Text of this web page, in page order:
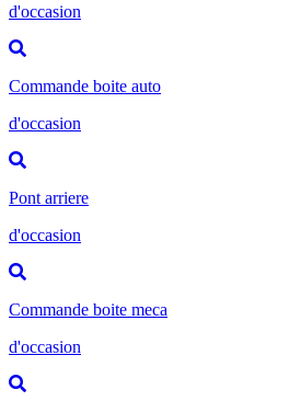
d'occasion
Commande boite auto
d'occasion
Pont arriere
d'occasion
Commande boite meca
d'occasion